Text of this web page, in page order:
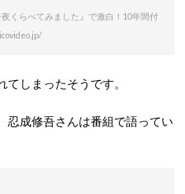
くらべてみました』で激白！10年間付
しまったそうです。
忍成修吾さんは番組で語ってい